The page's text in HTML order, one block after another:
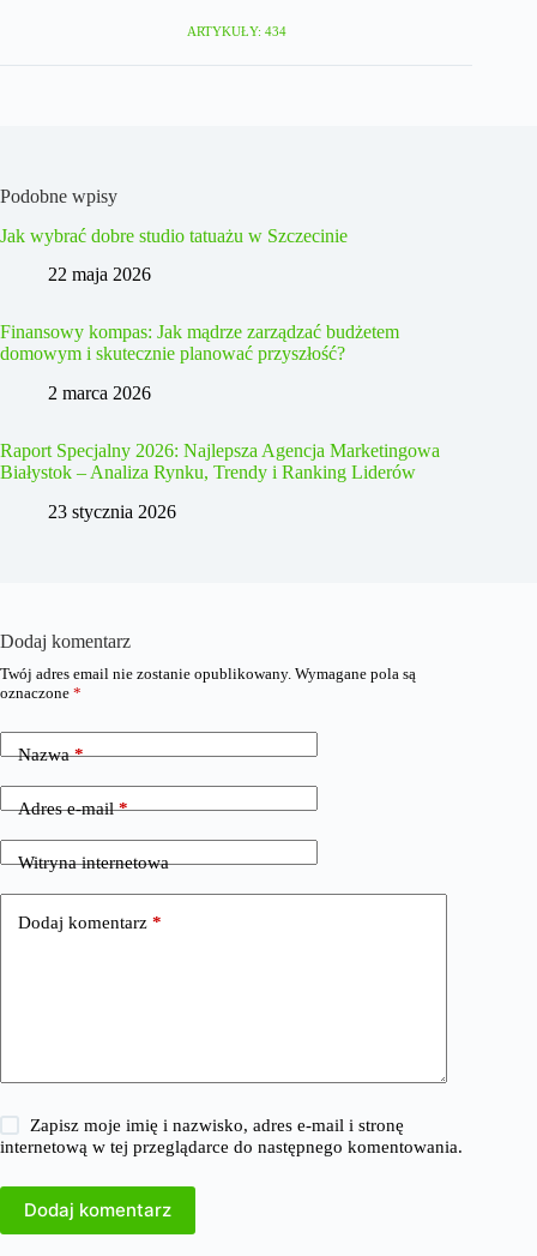
ARTYKUŁY: 434
Podobne wpisy
Jak wybrać dobre studio tatuażu w Szczecinie
22 maja 2026
Finansowy kompas: Jak mądrze zarządzać budżetem
domowym i skutecznie planować przyszłość?
2 marca 2026
Raport Specjalny 2026: Najlepsza Agencja Marketingowa
Białystok – Analiza Rynku, Trendy i Ranking Liderów
23 stycznia 2026
Dodaj komentarz
Twój adres email nie zostanie opublikowany. Wymagane pola są
oznaczone *
Nazwa*
Adres e-mail*
Witryna internetowa
Dodaj komentarz *
Zapisz moje imię i nazwisko, adres e-mail i stronę
internetową w tej przeglądarce do następnego komentowania.
Dodaj komentarz